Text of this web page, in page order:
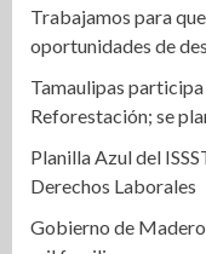
Trabajamos para
oportunidades de
Tamaulipas
Reforestación; se
Planilla Azul del
Derechos Laborales
Gobierno de